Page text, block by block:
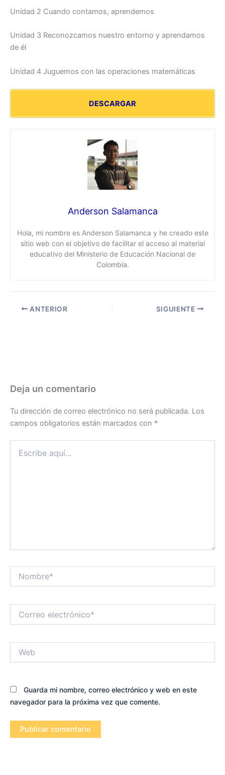
Unidad 2 Cuando contamos, aprendemos
Unidad 3 Reconozcamos nuestro entorno y aprendamos
de él
Unidad 4 Juguemos con las operaciones matemáticas
DESCARGAR
Anderson Salamanca
Hola, mi nombre es Anderson Salamanca y he creado este
sitio web con el objetivo de facilitar el acceso al material
educativo del Ministerio de Educación Nacional de
Colombia.
ANTERIOR SIGUIENTE
Deja un comentario
Tu dirección de correo electrónico no será publicada. Los
campos obligatorios están marcados con *
aquí...
electrónico*
Guarda mi nombre, correo electrónico y web en este
navegador para la próxima vez que comente.